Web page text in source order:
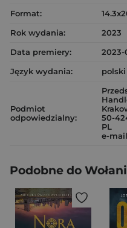
Format:
Rok wydania:
2023
Data premiery:
Język wydania:
polski
Podmiot
odpowiedzialny:
50-
PL
e-
Podobne do